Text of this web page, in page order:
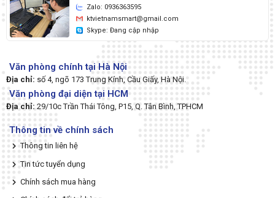
Zalo: 0936363595
ktvietnamsmart@gmail.com
Skype: Đang cập nhập
Văn phòng chính tại Hà Nội
Địa chỉ: số 4, ngõ 173 Trung Kính, Cầu Giấy, Hà Nội.
Văn phòng đại diện tại HCM
Địa chỉ: 29/10c Trần Thái Tông, P15, Q. Tân Bình, TPHCM
Thông tin về chính sách
Thông tin liên hệ
Tin tức tuyển dụng
Chính sách mua hàng